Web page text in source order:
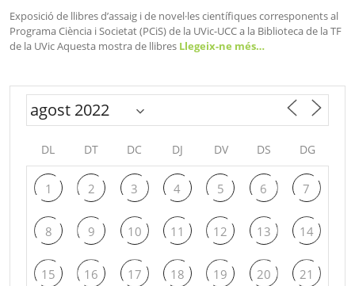
Exposició de llibres d’assaig i de novel·les científiques corresponents al
Programa Ciència i Societat (PCiS) de la UVic-UCC a la Biblioteca de la TF
de la UVic Aquesta mostra de llibres Llegeix-ne més…
DL DT DC DJ DV DS DG
1 2 3 4 5 6 7
8 9 10 11 12 13 14
15 16 17 18 19 20 21